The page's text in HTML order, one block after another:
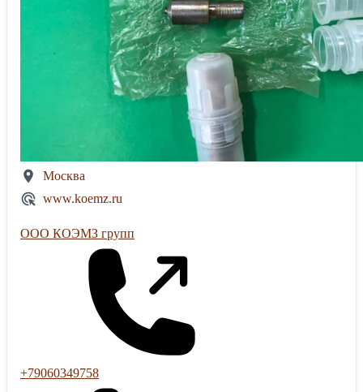
Москва
www.koemz.ru
ООО КОЭМЗ групп
+79060349758